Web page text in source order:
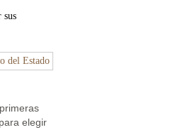
sus
elegir